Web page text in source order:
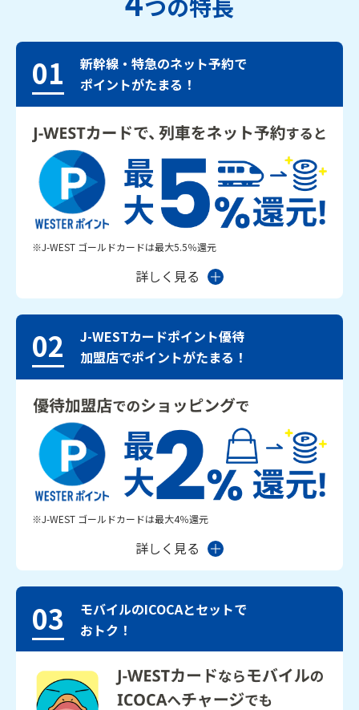
01
新幹線・特急のネット予約で
ポイントがたまる！
※J-WEST ゴールドカードは最大5.5％還元
詳しく見る
02
J-WESTカードポイント優待
加盟店でポイントがたまる！
※J-WEST ゴールドカードは最大4％還元
詳しく見る
03
モバイルのICOCAとセットで
おトク！